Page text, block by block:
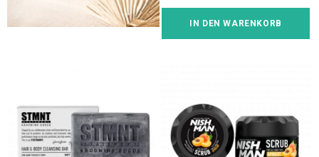
IN DEN WARENKORB